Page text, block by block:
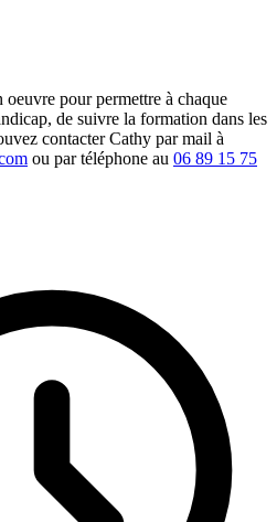
pour permettre à chaque
de suivre la formation dans les
contacter Cathy par mail à
ou par téléphone au 06 89 15 75